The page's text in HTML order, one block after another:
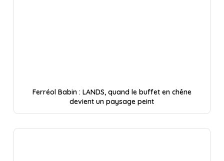
Ferréol Babin : LANDS, quand le buffet en chêne
devient un paysage peint